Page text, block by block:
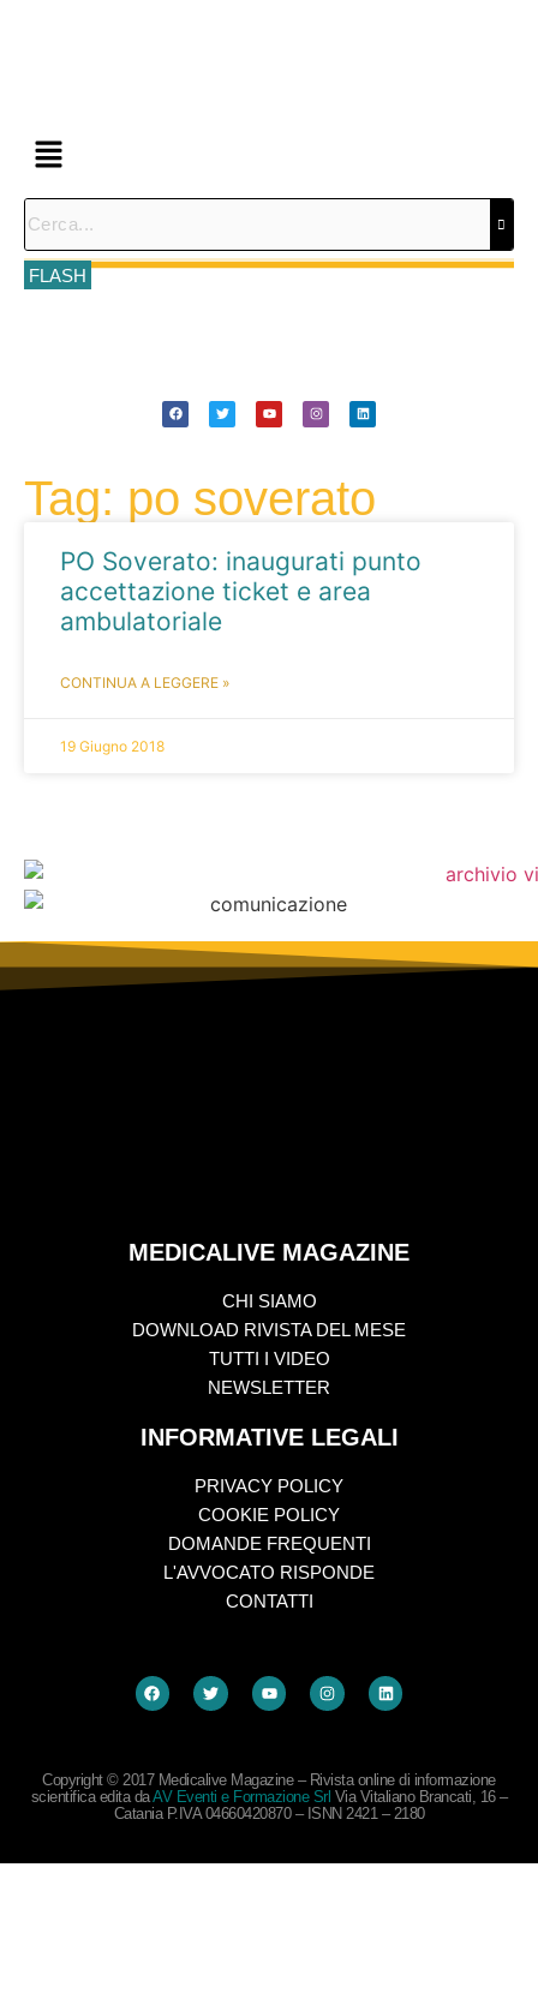
FLASH
Tag: po soverato
PO Soverato: inaugurati punto
accettazione ticket e area
ambulatoriale
CONTINUA A LEGGERE »
19 Giugno 2018
MEDICALIVE MAGAZINE
CHI SIAMO
DOWNLOAD RIVISTA DEL MESE
TUTTI I VIDEO
NEWSLETTER
INFORMATIVE LEGALI
PRIVACY POLICY
COOKIE POLICY
DOMANDE FREQUENTI
L'AVVOCATO RISPONDE
CONTATTI
Copyright © 2017 Medicalive Magazine – Rivista online di informazione
scientifica edita daAV Eventi e Formazione Srl Via Vitaliano Brancati, 16 –
Catania P.IVA 04660420870 – ISNN 2421 – 2180